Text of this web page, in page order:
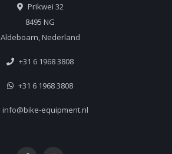
Prikwei 32
8495 NG
Aldeboarn, Nederland
+31 6 1968 3808
+31 6 1968 3808
info@bike-equipment.nl